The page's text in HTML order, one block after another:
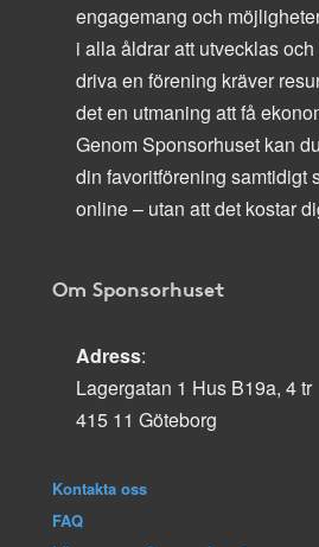
engagemang och
i alla åldrar att utvecklas
driva en förening kräver
det en utmaning att få
Genom Sponsorhuset kan
din favoritförening samtidigt
online – utan att det kostar
Om Sponsorhuset
Adress:
Lagergatan 1 Hus B19a, 4 tr
415 11 Göteborg
Kontakta oss
FAQ